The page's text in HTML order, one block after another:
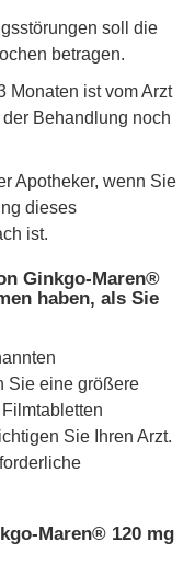
soll die
betragen.
Monaten ist vom Arzt
Behandlung noch
Apotheker, wenn Sie
dieses
ist.
Ginkgo-Maren®
haben, als Sie
Sie eine größere
Sie Ihren Arzt.
Maren® 120 mg